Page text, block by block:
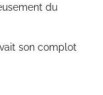
du
son complot